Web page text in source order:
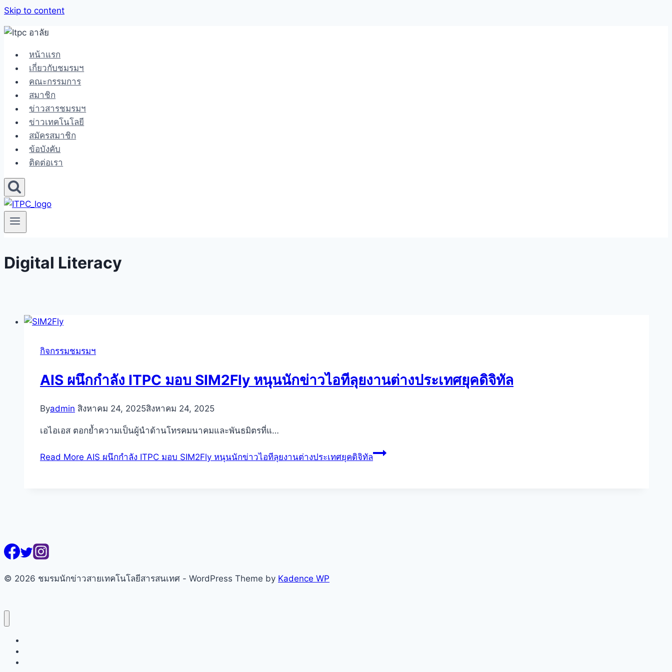
Skip to content
หน้าแรก
เกี่ยวกับชมรมฯ
คณะกรรมการ
สมาชิก
ข่าวสารชมรมฯ
ข่าวเทคโนโลยี
สมัครสมาชิก
ข้อบังคับ
ติดต่อเรา
Digital Literacy
กิจกรรมชมรมฯ
AIS ผนึกกำลัง ITPC มอบ SIM2Fly หนุนนักข่าวไอทีลุยงานต่างประเทศยุคดิจิทัล
Byadmin สิงหาคม 24, 2025สิงหาคม 24, 2025
เอไอเอส ตอกย้ำความเป็นผู้นำด้านโทรคมนาคมและพันธมิตรที่แ…
Read More AIS ผนึกกำลัง ITPC มอบ SIM2Fly หนุนนักข่าวไอทีลุยงานต่างประเทศยุคดิจิทัล
© 2026 ชมรมนักข่าวสายเทคโนโลยีสารสนเทศ - WordPress Theme by Kadence WP